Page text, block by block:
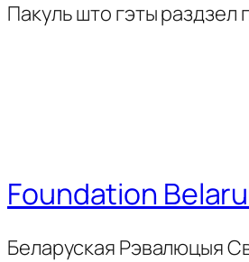
Пакуль што гэты раздзел
Foundation
Беларуская Рэвалюцыя